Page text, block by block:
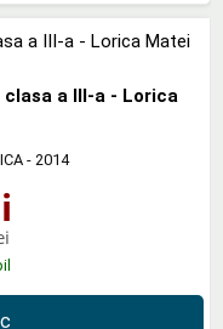
a III-a - Lorica
- 2014